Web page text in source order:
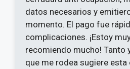
datos necesarios y
momento. El pago fue
complicaciones. ¡Estoy
recomiendo mucho! Tanto
que me rodea sugiere